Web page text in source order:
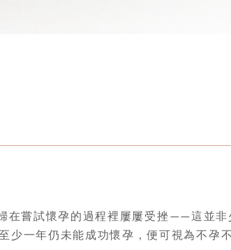
在嘗試懷孕的過程裡屢屢受挫 ——這並非
一年仍未能成功懷孕，便可視為不孕不